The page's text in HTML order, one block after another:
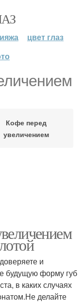
цвет глаз
Кофе перед
увеличением
и
будущую форму губ
в каких случаях
делайте